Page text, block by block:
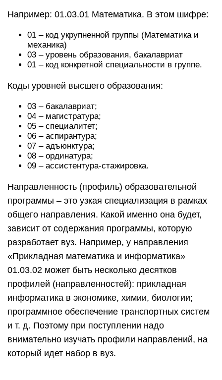
Например: 01.03.01 Математика. В этом шифре:
01 – код укрупненной группы (Математика и
механика)
03 – уровень образования, бакалавриат
01 – код конкретной специальности в группе.
Коды уровней высшего образования:
03 – бакалавриат;
04 – магистратура;
05 – специалитет;
06 – аспирантура;
07 – адъюнктура;
08 – ординатура;
09 – ассистентура-стажировка.
Направленность (профиль) образовательной
программы – это узкая специализация в рамках
общего направления. Какой именно она будет,
зависит от содержания программы, которую
разработает вуз. Например, у направления
«Прикладная математика и информатика»
01.03.02 может быть несколько десятков
профилей (направленностей): прикладная
информатика в экономике, химии, биологии;
программное обеспечение транспортных систем
и т. д. Поэтому при поступлении надо
внимательно изучать профили направлений, на
который идет набор в вуз.